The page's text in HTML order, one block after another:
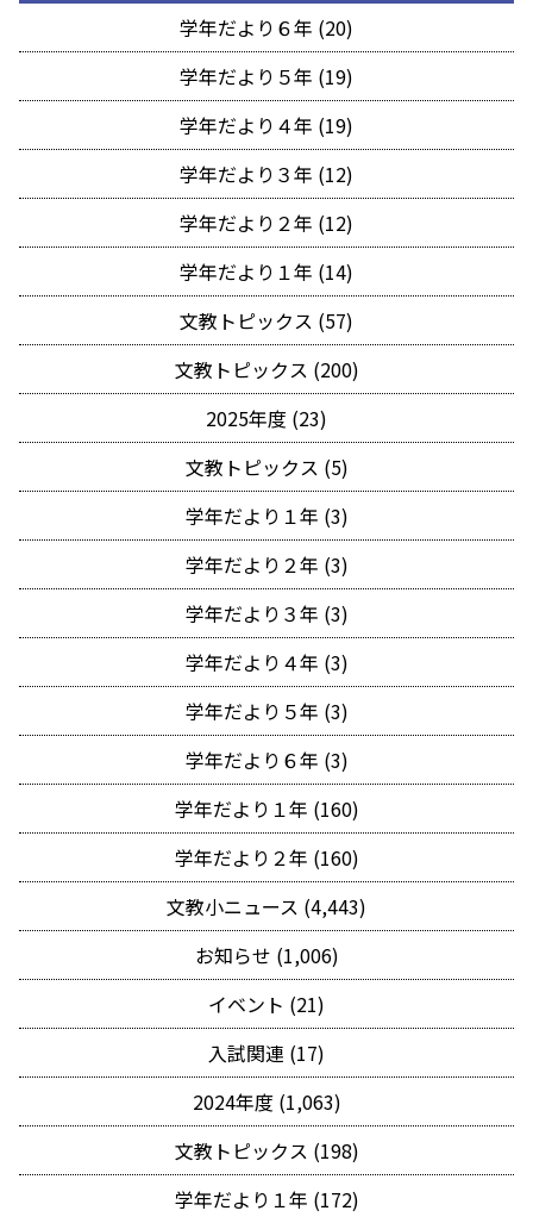
学年だより６年 (20)
学年だより５年 (19)
学年だより４年 (19)
学年だより３年 (12)
学年だより２年 (12)
学年だより１年 (14)
文教トピックス (57)
文教トピックス (200)
2025年度 (23)
文教トピックス (5)
学年だより１年 (3)
学年だより２年 (3)
学年だより３年 (3)
学年だより４年 (3)
学年だより５年 (3)
学年だより６年 (3)
学年だより１年 (160)
学年だより２年 (160)
文教小ニュース (4,443)
お知らせ (1,006)
イベント (21)
入試関連 (17)
2024年度 (1,063)
文教トピックス (198)
学年だより１年 (172)